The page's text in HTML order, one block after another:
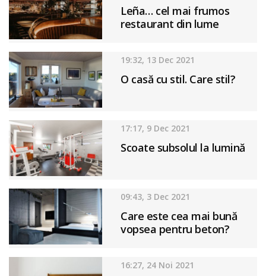
Leña… cel mai frumos
restaurant din lume
19:32, 13 Dec 2021
O casă cu stil. Care stil?
17:17, 9 Dec 2021
Scoate subsolul la lumină
09:43, 3 Dec 2021
Care este cea mai bună
vopsea pentru beton?
16:27, 24 Noi 2021